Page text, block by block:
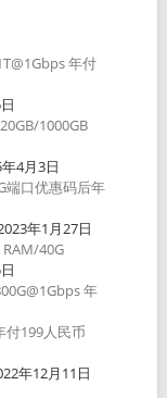
年付
1000GB
4月3日
端口优惠码后年
年1月27日
40G
年
付199人民币
年12月11日